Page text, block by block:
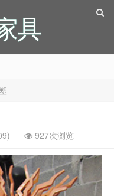
具
927次浏览